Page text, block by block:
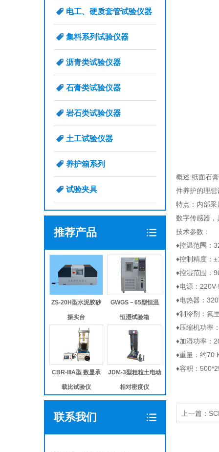
电工、硬质套管试验仪器
集料系列试验仪器
沥青类试验仪器
石膏类试验仪器
岩石类试验仪器
土工试验仪器
养护箱系列
试验夹具
推荐产品
ZS-20H型水泥胶砂
振实台
GWGS－65型恒温
恒湿试验箱
CBR-IIIA型 数显承
载比试验仪
JDM-3型粗粒土电动
相对密度仪
联系我们
概述:纸面石
件养护的理想
特点：内部
数字传感器
技术参数：
♦控温范围：
♦控制精度：
♦控湿范围：
♦电源：
♦电热器：
♦制冷剂：氟
♦压缩机功率
♦加湿功率：
♦重量：约70
♦容积：
上一篇：